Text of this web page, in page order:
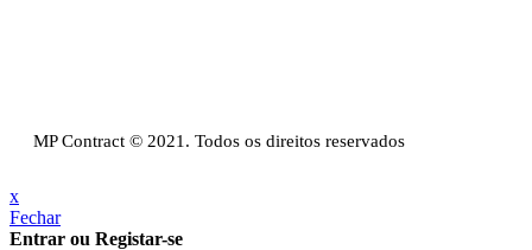
MP Contract © 2021. Todos os direitos reservados
x
Fechar
Entrar ou Registar-se